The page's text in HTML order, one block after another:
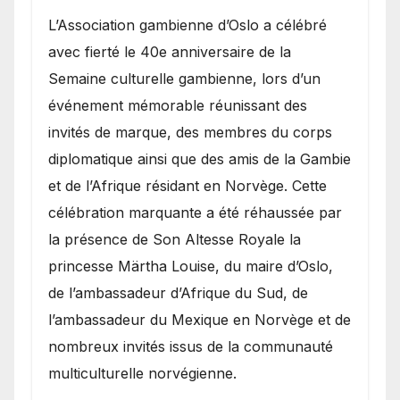
​L’Association gambienne d’Oslo a célébré
avec fierté le 40e anniversaire de la
Semaine culturelle gambienne, lors d’un
événement mémorable réunissant des
invités de marque, des membres du corps
diplomatique ainsi que des amis de la Gambie
et de l’Afrique résidant en Norvège. Cette
célébration marquante a été réhaussée par
la présence de Son Altesse Royale la
princesse Märtha Louise, du maire d’Oslo,
de l’ambassadeur d’Afrique du Sud, de
l’ambassadeur du Mexique en Norvège et de
nombreux invités issus de la communauté
multiculturelle norvégienne.